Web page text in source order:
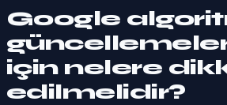
Google
için nelere
edilmelidir?